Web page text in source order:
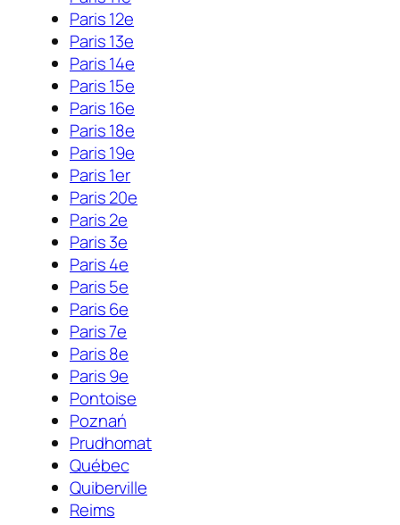
Paris 12e
Paris 13e
Paris 14e
Paris 15e
Paris 16e
Paris 18e
Paris 19e
Paris 1er
Paris 20e
Paris 2e
Paris 3e
Paris 4e
Paris 5e
Paris 6e
Paris 7e
Paris 8e
Paris 9e
Pontoise
Poznań
Prudhomat
Québec
Quiberville
Reims